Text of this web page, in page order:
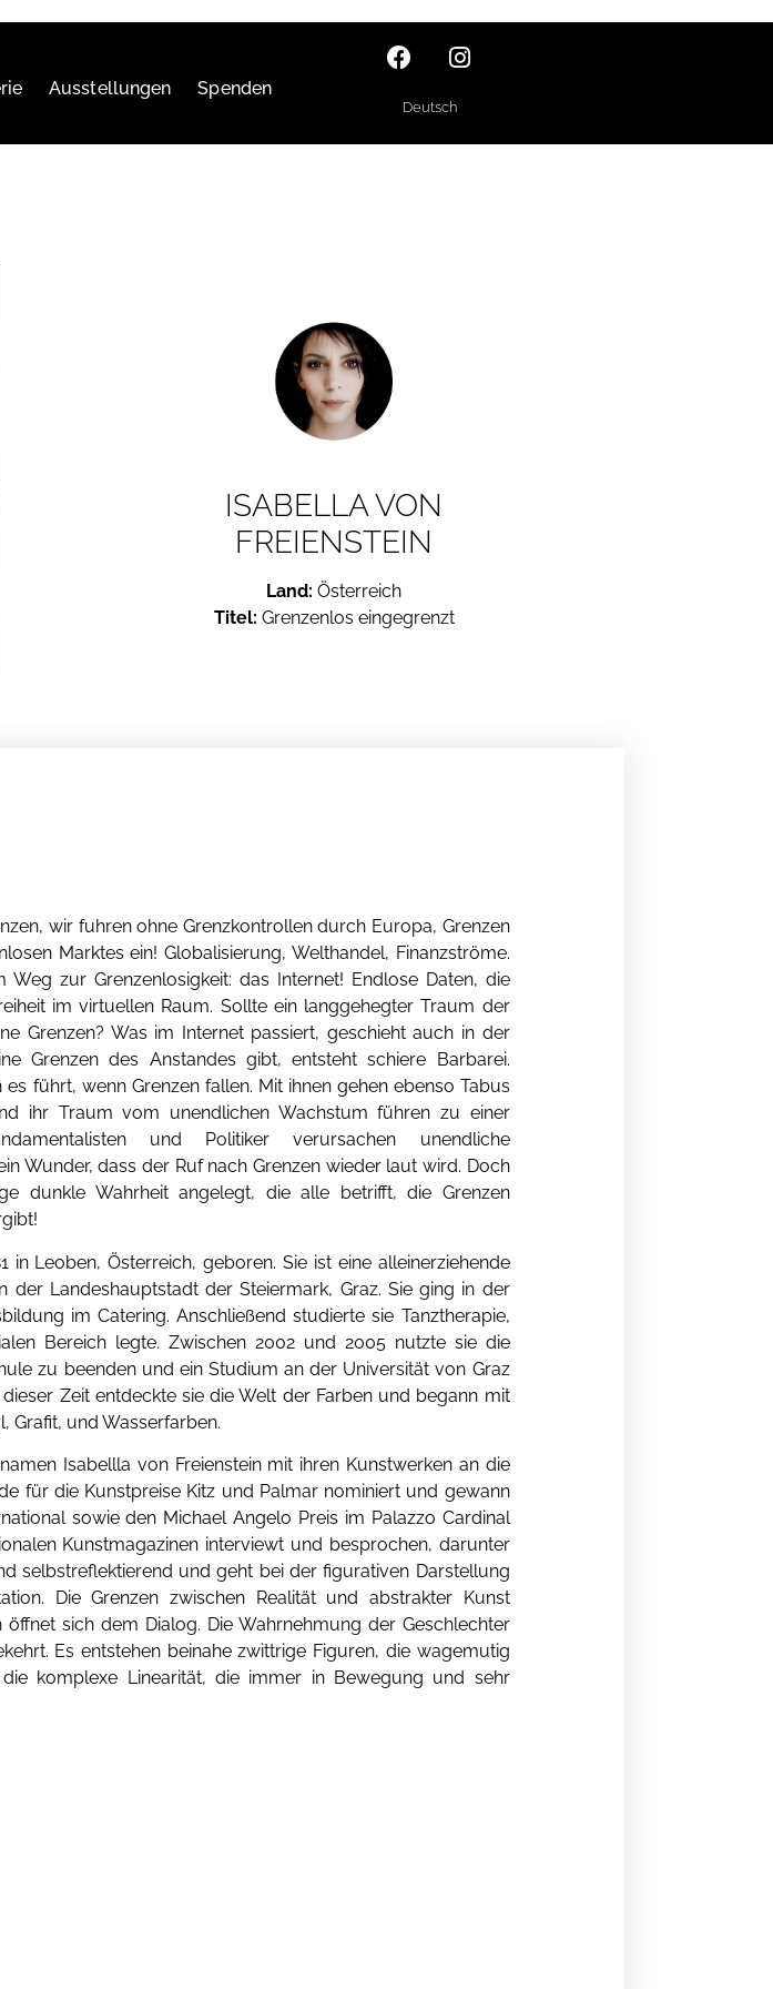
Ausstellungen Spenden
Deutsch
ISABELLA VON
FREIENSTEIN
Land: Österreich
Titel: Grenzenlos eingegrenzt
wir fuhren ohne Grenzkontrollen durch Europa, Grenzen
Marktes ein! Globalisierung, Welthandel, Finanzströme.
zur Grenzenlosigkeit: das Internet! Endlose Daten, die
im virtuellen Raum. Sollte ein langgehegter Traum der
Grenzen? Was im Internet passiert, geschieht auch in der
Grenzen des Anstandes gibt, entsteht schiere Barbarei.
führt, wenn Grenzen fallen. Mit ihnen gehen ebenso Tabus
ihr Traum vom unendlichen Wachstum führen zu einer
und Politiker verursachen unendliche
Wunder, dass der Ruf nach Grenzen wieder laut wird. Doch
dunkle Wahrheit angelegt, die alle betrifft, die Grenzen
in Leoben, Österreich, geboren. Sie ist eine alleinerziehende
Landeshauptstadt der Steiermark, Graz. Sie ging in der
im Catering. Anschließend studierte sie Tanztherapie,
Bereich legte. Zwischen 2002 und 2005 nutzte sie die
zu beenden und ein Studium an der Universität von Graz
Zeit entdeckte sie die Welt der Farben und begann mit
Grafit, und Wasserfarben.
Isabellla von Freienstein mit ihren Kunstwerken an die
für die Kunstpreise Kitz und Palmar nominiert und gewann
sowie den Michael Angelo Preis im Palazzo Cardinal
Kunstmagazinen interviewt und besprochen, darunter
selbstreflektierend und geht bei der figurativen Darstellung
Die Grenzen zwischen Realität und abstrakter Kunst
sich dem Dialog. Die Wahrnehmung der Geschlechter
Es entstehen beinahe zwittrige Figuren, die wagemutig
komplexe Linearität, die immer in Bewegung und sehr